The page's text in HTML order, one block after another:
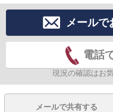
メールで
電話
現況の確認はお
メールで共有する